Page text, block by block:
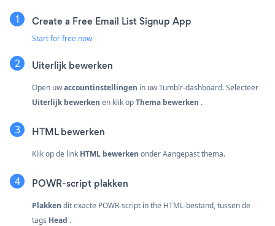
Create a Free Email List Signup App
Start for free now
Uiterlijk bewerken
Open uwaccountinstellingen in uw Tumblr-dashboard. Selecteer
Uiterlijk bewerken en klik opThema bewerken .
HTML bewerken
Klik op de link HTML bewerken onder Aangepast thema.
POWR-script plakken
Plakken dit exacte POWR-script in the HTML-bestand, tussen de
tags Head .